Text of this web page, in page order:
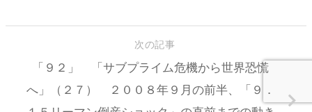
次の記事
「９２」 「サブプライム危機から世界恐慌
へ」（２７） ２００８年９月の前半、「９．